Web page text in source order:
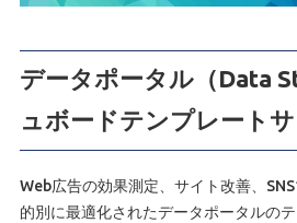
データポータル（Data
ュボードテンプレート
Web広告の効果測定、サイト改善、
的別に最適化されたデータポータルの